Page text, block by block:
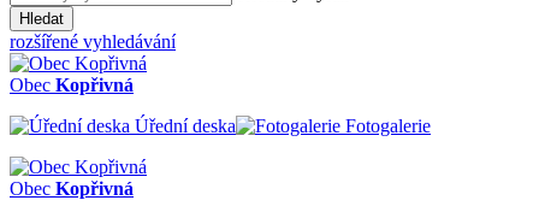
Hledat
rozšířené vyhledávání
Obec Kopřivná
Úřední deska
Fotogalerie
Obec Kopřivná